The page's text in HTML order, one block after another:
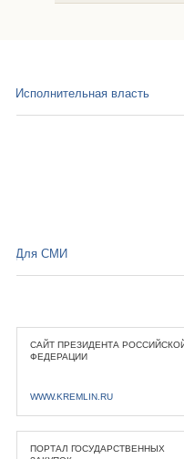
Исполнительная власть
Для СМИ
САЙТ ПРЕЗИДЕНТА
ФЕДЕРАЦИИ
WWW.KREMLIN.RU
ПОРТАЛ ГОСУДАРСТВЕННЫХ